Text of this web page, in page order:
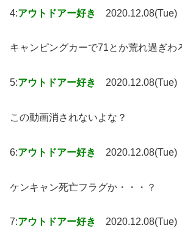
4:アウトドアー好き 2020.12.08(Tue)
キャンピングカーで71とか荒れ過ぎわ
5:アウトドアー好き 2020.12.08(Tue)
この動画消されないよな？
6:アウトドアー好き 2020.12.08(Tue)
ケンキャン死亡フラグか・・・？
7:アウトドアー好き 2020.12.08(Tue)